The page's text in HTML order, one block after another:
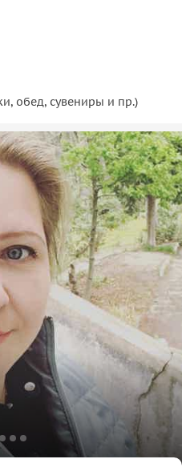
обед, сувениры и пр.)